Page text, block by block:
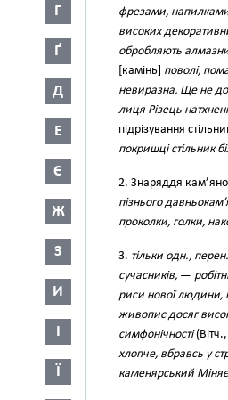
Г
Ґ
Д
Е
Є
Ж
З
И
І
Ї
фрезами,
високих
обробляють
[камінь] поволі,
невиразна, Ще не
лиця Різець
підрізування
покришці стільник
2. Знаряддя
пізнього
проколки, голки,
3. тільки одн., перен.
сучасників, —
риси нової
живопис досяг
симфонічності
хлопче, вбравсь у
каменярський